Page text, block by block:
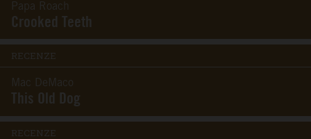
Papa Roach
Crooked Teeth
RECENZE
Mac DeMaco
This Old Dog
RECENZE